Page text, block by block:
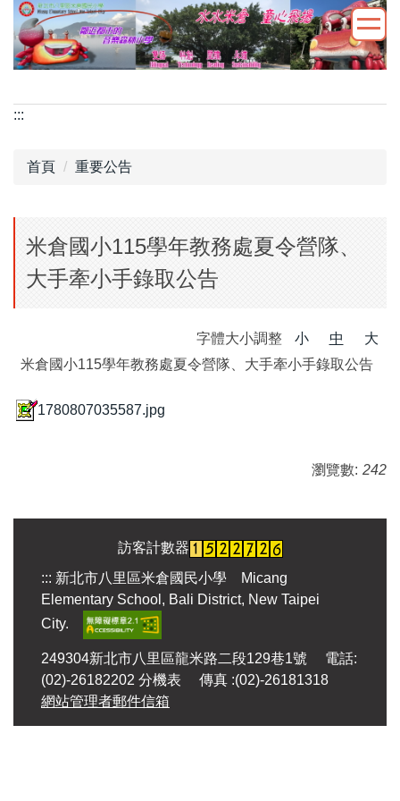
跳
到
主
容
:::
首頁 重要公告
米倉國小115學年教務處夏令營隊、
大手牽小手錄取公告
字體大小調整 小 中
大
米倉國小115學年教務處夏令營隊、大手牽小手錄取公告
1780807035587.jpg
瀏覽數: 242
訪客計數器
::: 新北市八里區米倉國民小學 Micang
Elementary School, Bali District, New Taipei
City.
249304新北市八里區龍米路二段129巷1號 電話:
(02)-26182202 分機表 傳真 :(02)-26181318
網站管理者郵件信箱